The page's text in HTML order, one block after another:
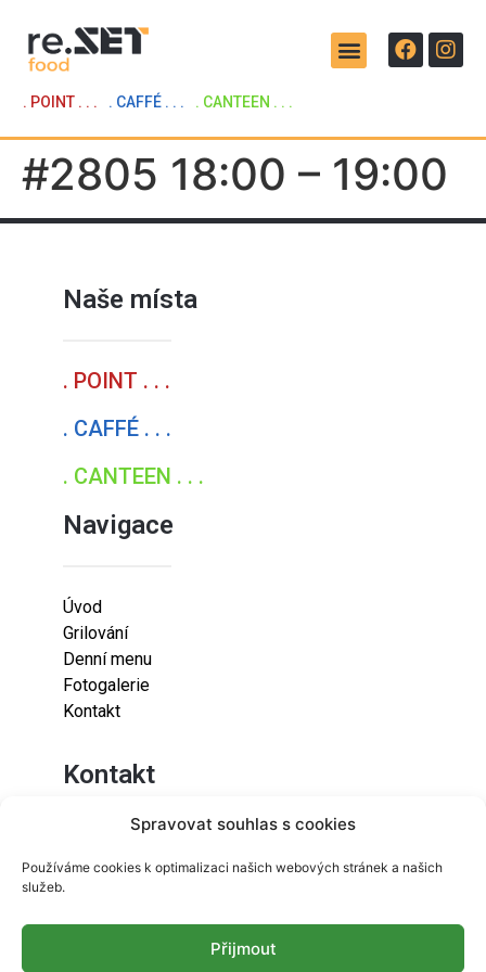
Spravovat souhlas s cookies
Používáme cookies k optimalizaci našich webových stránek a našich
služeb.
Přijmout
. POINT . . . . CAFFÉ . . . . CANTEEN . . .
#2805 18:00 – 19:00
Naše místa
. POINT . . .
. CAFFÉ . . .
. CANTEEN . . .
Navigace
Úvod
Grilování
Denní menu
Fotogalerie
Kontakt
Kontakt
Lazaretní 925/9